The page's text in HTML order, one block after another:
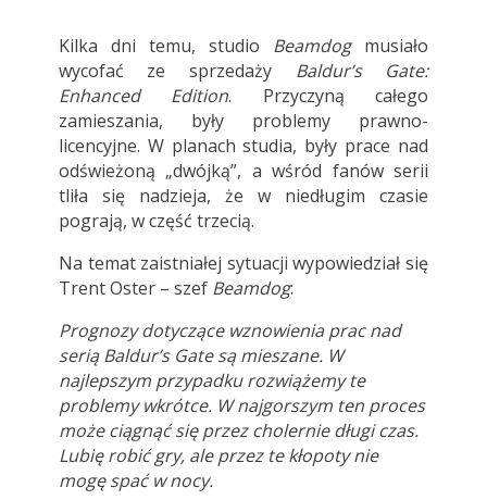
Kilka dni temu, studio Beamdogmusiało
wycofać ze sprzedaży Baldur’s Gate:
Enhanced Edition. Przyczyną całego
zamieszania, były problemy prawno-
licencyjne. W planach studia, były prace nad
odświeżoną „dwójką”, a wśród fanów serii
tliła się nadzieja, że w niedługim czasie
pograją, w część trzecią.
Na temat zaistniałej sytuacji wypowiedział się
Trent Oster – szef Beamdog:
Prognozy dotyczące wznowienia prac nad
serią Baldur’s Gatesą mieszane. W
najlepszym przypadku rozwiążemy te
problemy wkrótce. W najgorszym ten proces
może ciągnąć się przez cholernie długi czas.
Lubię robić gry, ale przez te kłopoty nie
mogę spać w nocy.